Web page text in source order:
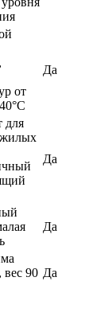
от
Да
для
Да
Да
вес 90 Да